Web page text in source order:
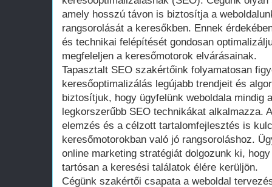
amely hosszú távon is biztosítja a
rangsorolását a keresőkben. Ennek
és technikai felépítését gondosan
megfeleljen a keresőmotorok elvárásainak.
Tapasztalt SEO szakértőink folyamatosan
keresőoptimalizálás legújabb trendjeit és
biztosítjuk, hogy ügyfelünk weboldala mindig
legkorszerűbb SEO technikákat alkalmazza.
elemzés és a célzott tartalomfejlesztés is
keresőmotorokban való jó rangsoroláshoz.
online marketing stratégiát dolgozunk ki,
tartósan a keresési találatok élére kerüljön.
Cégünk szakértői csapata a weboldal